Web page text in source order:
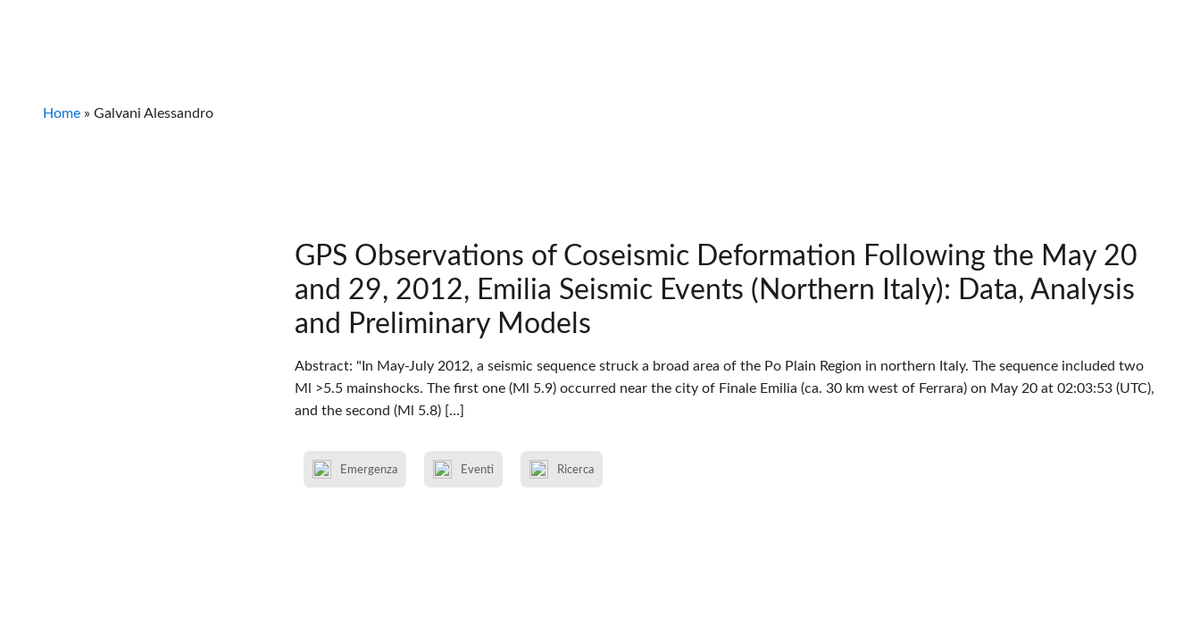
Home » Galvani Alessandro
GPS Observations of Coseismic Deformation Following the May 20
and 29, 2012, Emilia Seismic Events (Northern Italy): Data, Analysis
and Preliminary Models
Abstract: "In May-July 2012, a seismic sequence struck a broad area of the Po Plain Region in northern Italy. The sequence included two
Ml >5.5 mainshocks. The first one (Ml 5.9) occurred near the city of Finale Emilia (ca. 30 km west of Ferrara) on May 20 at 02:03:53 (UTC),
and the second (Ml 5.8) […]
Emergenza Eventi Ricerca